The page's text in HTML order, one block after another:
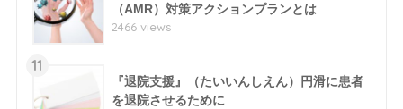
（AMR）対策アクションプランとは
2466 views
11
『退院支援』（たいいんしえん）円滑に患者
を退院させるために